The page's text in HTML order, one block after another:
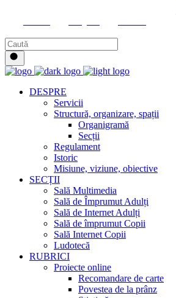
DESPRE
Servicii
Structură, organizare, spații
Organigramă
Secții
Regulament
Istoric
Misiune, viziune, obiective
SECȚII
Sală Multimedia
Sală de Împrumut Adulți
Sală de Internet Adulți
Sală de împrumut Copii
Sală Internet Copii
Ludotecă
RUBRICI
Proiecte online
Recomandare de carte
Povestea de la prânz